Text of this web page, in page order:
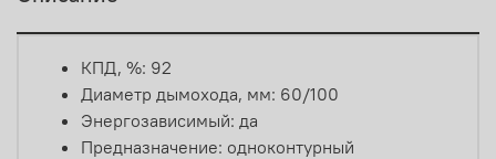
КПД, %: 92
Диаметр дымохода, мм: 60/100
Энергозависимый: да
Предназначение: одноконтурный